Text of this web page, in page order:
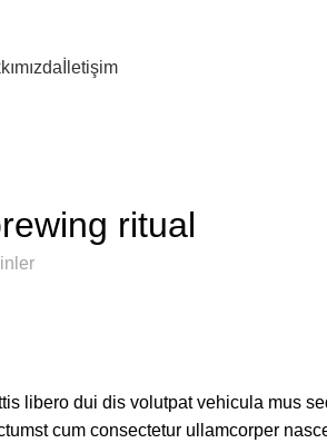
İletişim
ritual
libero dui dis volutpat vehicula mus
cum consectetur ullamcorper